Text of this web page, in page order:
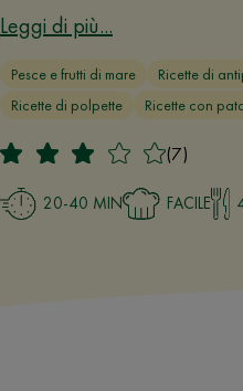
Leggi di più...
Pesce e frutti di mare Ricette di
Ricette di polpette
Ricette con
(7)
20-40 MIN FACILE